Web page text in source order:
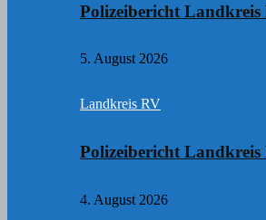
Polizeibericht Landkreis
5. August 2026
Landkreis RV
Polizeibericht Landkreis
4. August 2026